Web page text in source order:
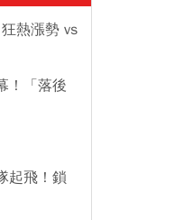
熱漲勢 vs
！「落後
起飛！鎖